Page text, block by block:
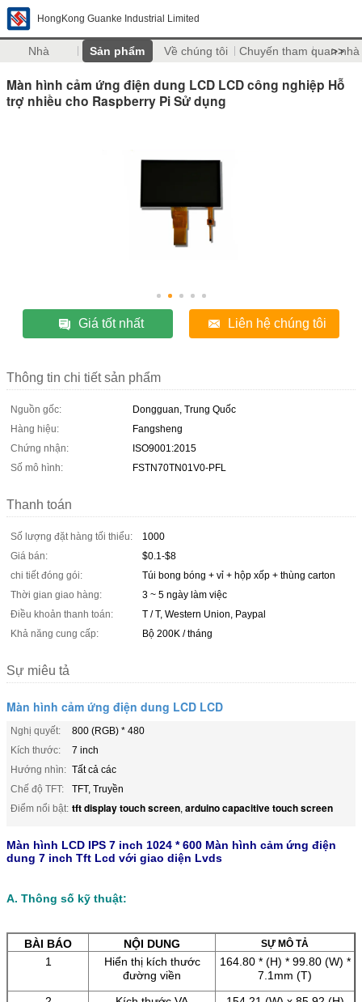
HongKong Guanke Industrial Limited
Nhà Sản phẩm Về chúng tôi Chuyến tham quan nhà
>>
Màn hình cảm ứng điện dung LCD LCD công nghiệp Hỗ
trợ nhiều cho Raspberry Pi Sử dụng
Giá tốt nhất Liên hệ chúng tôi
Thông tin chi tiết sản phẩm
Nguồn gốc:
Dongguan, Trung Quốc
Hàng hiệu:
Fangsheng
Chứng nhận:
ISO9001:2015
Số mô hình:
FSTN70TN01V0-PFL
Thanh toán
Số lượng đặt hàng tối thiểu:
1000
Giá bán:
$0.1-$8
chi tiết đóng gói:
Túi bong bóng + vỉ + hộp xốp + thùng carton
Thời gian giao hàng:
3 ~ 5 ngày làm việc
Điều khoản thanh toán:
T / T, Western Union, Paypal
Khả năng cung cấp:
Bộ 200K / tháng
Sự miêu tả
Màn hình cảm ứng điện dung LCD LCD
Nghị quyết:
800 (RGB) * 480
Kích thước:
7 inch
Hướng nhìn: Tất cả các
Chế độ TFT:
TFT, Truyền
Điểm nổi bật: tft display touch screen, arduino capacitive touch screen
Màn hình LCD IPS 7 inch 1024 * 600 Màn hình cảm ứng điện
dung 7 inch Tft Lcd với giao diện Lvds
A. Thông số kỹ thuật:
BÀI BÁO NỘI DUNG SỰ MÔ TẢ
1
Hiển thị kích thước
đường viền
164.80 * (H) * 99.80 (W) *
7.1mm (T)